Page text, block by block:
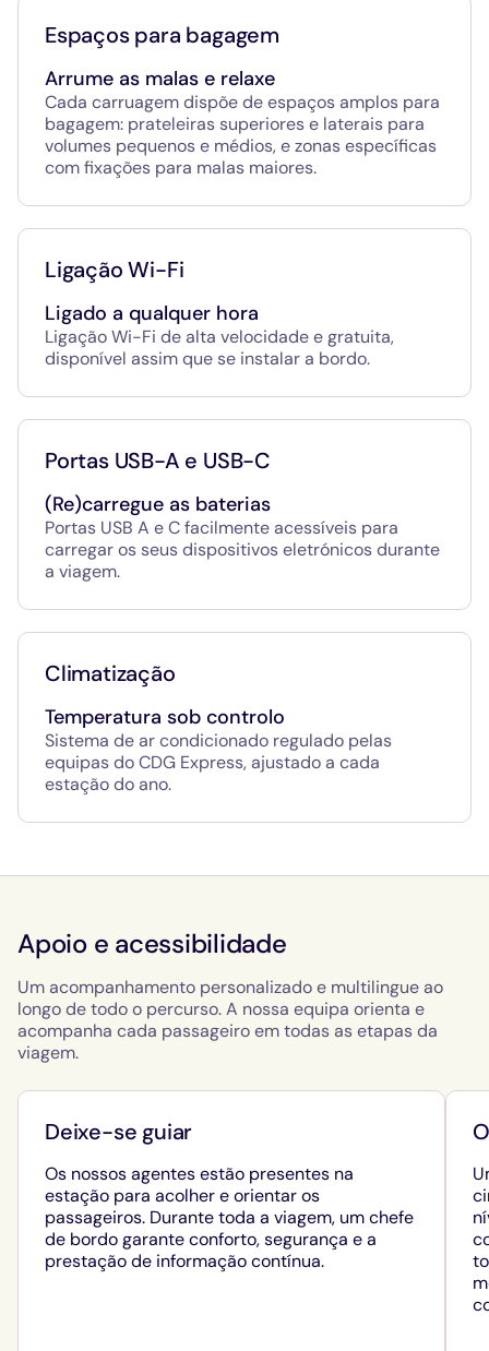
Espaços para bagagem
Arrume as malas e relaxe
Cada carruagem dispõe de espaços amplos para
bagagem: prateleiras superiores e laterais para
volumes pequenos e médios, e zonas específicas
com fixações para malas maiores.
Ligação Wi-Fi
Ligado a qualquer hora
Ligação Wi-Fi de alta velocidade e gratuita,
disponível assim que se instalar a bordo.
Portas USB-A e USB-C
(Re)carregue as baterias
Portas USB A e C facilmente acessíveis para
carregar os seus dispositivos eletrónicos durante
a viagem.
Climatização
Temperatura sob controlo
Sistema de ar condicionado regulado pelas
equipas do CDG Express, ajustado a cada
estação do ano.
Apoio e acessibilidade
Um acompanhamento personalizado e multilingue ao
longo de todo o percurso. A nossa equipa orienta e
acompanha cada passageiro em todas as etapas da
viagem.
Deixe-se guiar
Os nossos agentes estão presentes na
estação para acolher e orientar os
passageiros. Durante toda a viagem, um chefe
de bordo garante conforto, segurança e a
prestação de informação contínua.